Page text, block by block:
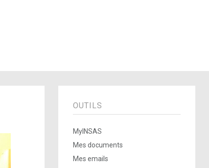
OUTILS
MyINSAS
Mes documents
Mes emails